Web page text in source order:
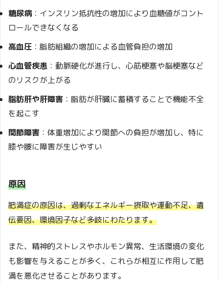
糖尿病：インスリン抵抗性の増加により血糖値がコント
ロールできなくなる
高血圧 ：脂肪組織の増加による血管負担の増加
心血管疾患 ：動脈硬化が進行し、心筋梗塞や脳梗塞など
のリスクが上がる
脂肪肝や肝障害 ：脂肪が肝臓に蓄積することで機能不全
を起こす
関節障害 ：体重増加により関節への負担が増加し、特に
膝や腰に障害が生じやすい
原因
肥満症の原因は、過剰なエネルギー摂取や運動不足、遺
伝要因、環境因子など多岐にわたります。
また、精神的ストレスやホルモン異常、生活環境の変化
も影響を与えることが多く、これらが相互に作用して肥
満を悪化させることがあります。